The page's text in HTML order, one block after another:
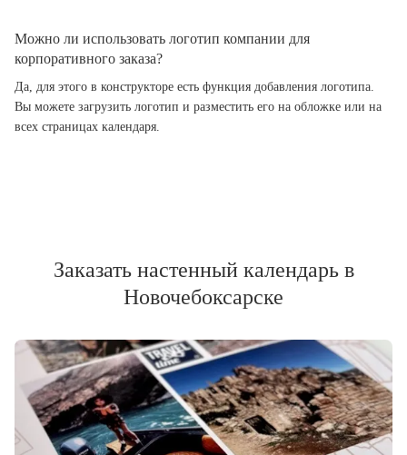
Можно ли использовать логотип компании для
корпоративного заказа?
Да, для этого в конструкторе есть функция добавления логотипа.
Вы можете загрузить логотип и разместить его на обложке или на
всех страницах календаря.
Заказать настенный календарь в
Новочебоксарске